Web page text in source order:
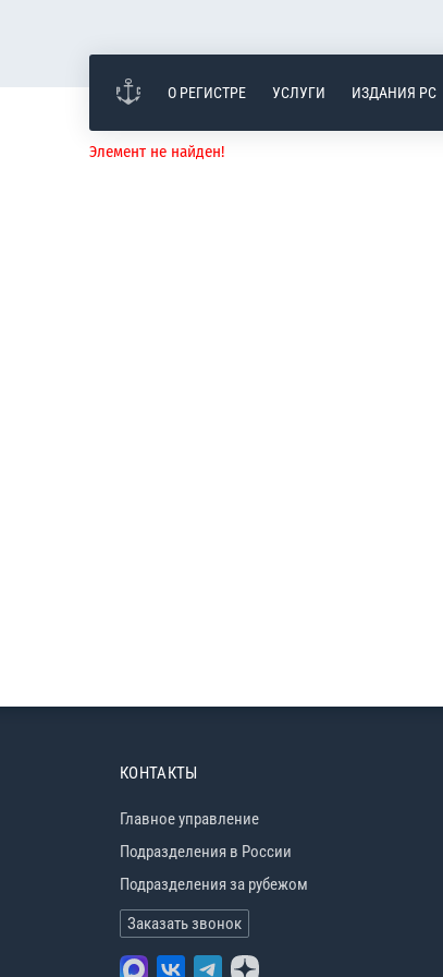
О РЕГИСТРЕ УСЛУГИ ИЗДАНИЯ РС
Элемент не найден!
КОНТАКТЫ
Главное управление
Подразделения в России
Подразделения за рубежом
Заказать звонок